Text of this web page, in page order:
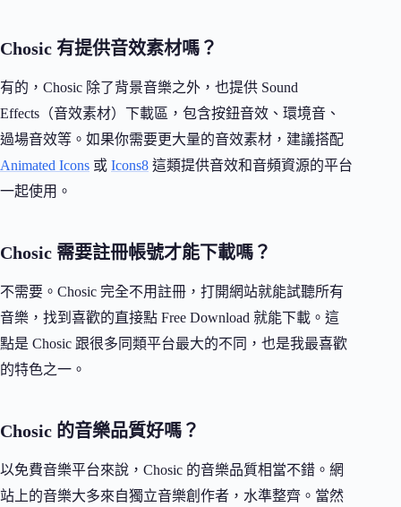
Chosic 有提供音效素材嗎？
有的，Chosic 除了背景音樂之外，也提供 Sound
Effects（音效素材）下載區，包含按鈕音效、環境音、
過場音效等。如果你需要更大量的音效素材，建議搭配
Animated Icons 或 Icons8 這類提供音效和音頻資源的平台
一起使用。
Chosic 需要註冊帳號才能下載嗎？
不需要。Chosic 完全不用註冊，打開網站就能試聽所有
音樂，找到喜歡的直接點 Free Download 就能下載。這
點是 Chosic 跟很多同類平台最大的不同，也是我最喜歡
的特色之一。
Chosic 的音樂品質好嗎？
以免費音樂平台來說，Chosic 的音樂品質相當不錯。網
站上的音樂大多來自獨立音樂創作者，水準整齊。當然